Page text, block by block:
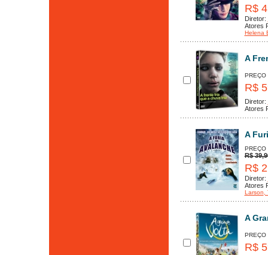
R$
Diretor:
Atores
Helena
A
PREÇO
R$
Diretor:
Atores
A
PREÇO
R$
R$
Diretor:
Atores
Larson
A
PREÇO
R$